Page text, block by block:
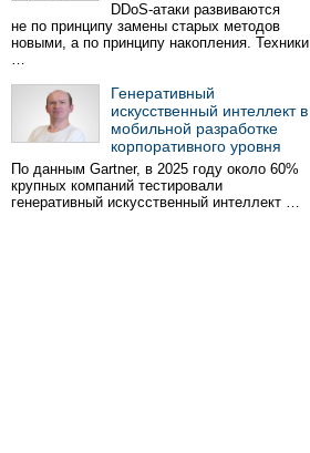
DDoS-атаки развиваются
не по принципу замены старых методов
новыми, а по принципу накопления. Техники
…
Генеративный
искусственный интеллект в
мобильной разработке
корпоративного уровня
По данным Gartner, в 2025 году около 60%
крупных компаний тестировали
генеративный искусственный интеллект …